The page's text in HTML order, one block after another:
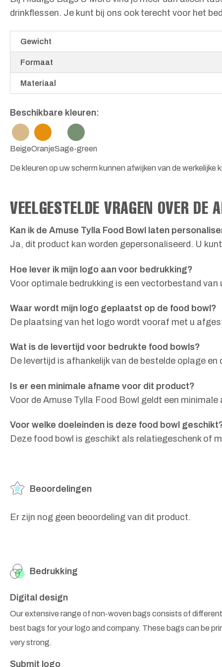
drinkflessen. Je kunt bij ons ook terecht voor het
Gewicht
Formaat
Materiaal
Beschikbare kleuren:
BeigeOranjeSage-green
De kleuren op uw scherm kunnen afwijken van de werkelijke
VEELGESTELDE VRAGEN OVER
Kan ik de Amuse Tylla Food Bowl laten
Ja, dit product kan worden gepersonaliseerd. U
Hoe lever ik mijn logo aan voor bedrukking?
Voor optimale bedrukking is een vectorbestand
Waar wordt mijn logo geplaatst op de food bowl?
De plaatsing van het logo wordt vooraf met u
Wat is de levertijd voor bedrukte food bowls?
De levertijd is afhankelijk van de bestelde oplage
Is er een minimale afname voor dit product?
Voor de Amuse Tylla Food Bowl geldt een
Voor welke doeleinden is deze food bowl
Deze food bowl is geschikt als relatiegeschenk of
Beoordelingen
Er zijn nog geen beoordeling van dit product.
Bedrukking
Digital design
Our extensive range of non-woven bags consists of
best bags for your logo and company. These bags can be
very strong.
Submit logo